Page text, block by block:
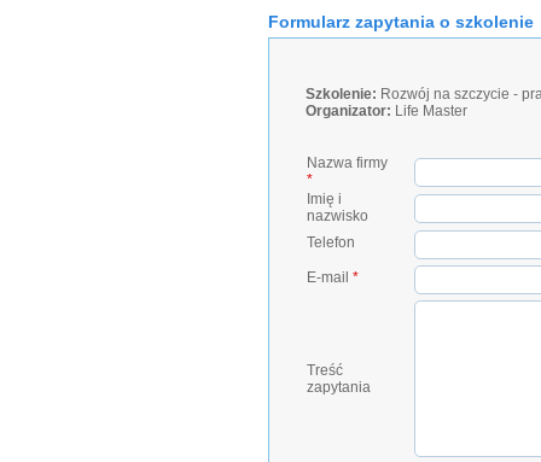
Formularz zapytania o szkolenie
Szkolenie: Rozwój na szczycie -
Organizator: Life Master
Nazwa firmy
*
Imię i
nazwisko
Telefon
E-mail *
Treść
zapytania